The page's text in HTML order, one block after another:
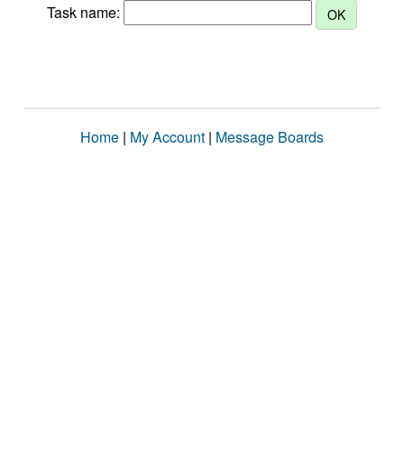
Task name:
Home | My Account | Message Boards